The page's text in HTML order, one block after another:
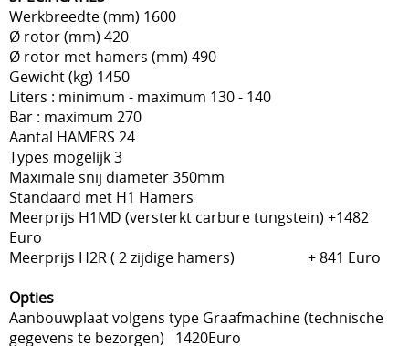
Werkbreedte (mm) 1600
Ø rotor (mm) 420
Ø rotor met hamers (mm) 490
Gewicht (kg) 1450
Liters : minimum - maximum 130 - 140
Bar : maximum 270
Aantal HAMERS 24
Types mogelijk 3
Maximale snij diameter 350mm
Standaard met H1 Hamers
Meerprijs H1MD (versterkt carbure tungstein) +1482
Euro
Meerprijs H2R ( 2 zijdige hamers) + 841 Euro
Opties
Aanbouwplaat volgens type Graafmachine (technische
gegevens te bezorgen) 1420Euro